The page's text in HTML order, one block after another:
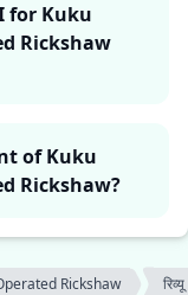
for Kuku
Rickshaw
of Kuku
Rickshaw?
Rickshaw रिव्यू